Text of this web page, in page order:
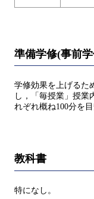
準備学修(事前
学修効果を上げるた
し，「毎授業」授業
れぞれ概ね100分を目
教科書
特になし。